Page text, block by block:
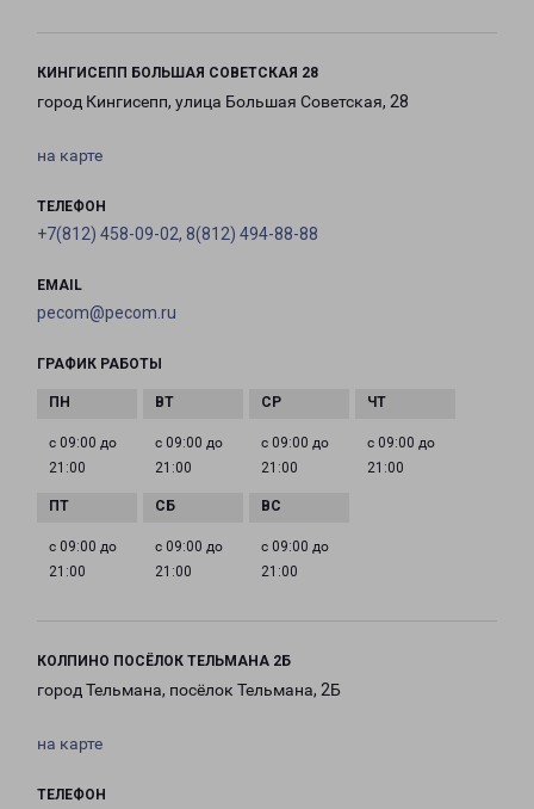
КИНГИСЕПП БОЛЬШАЯ СОВЕТСКАЯ 28
город Кингисепп, улица Большая Советская, 28
на карте
ТЕЛЕФОН
+7(812) 458-09-02, 8(812) 494-88-88
EMAIL
pecom@pecom.ru
ГРАФИК РАБОТЫ
с 09:00 до
21:00
с 09:00 до
21:00
с 09:00 до
21:00
с 09:00 до
21:00
с 09:00 до
21:00
с 09:00 до
21:00
с 09:00 до
21:00
КОЛПИНО ПОСЁЛОК ТЕЛЬМАНА 2Б
город Тельмана, посёлок Тельмана, 2Б
на карте
ТЕЛЕФОН